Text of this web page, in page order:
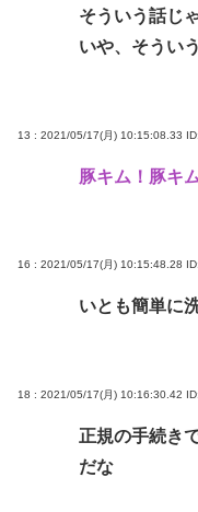
そういう話じ
いや、そうい
13 : 2021/05/17(月) 10:15:08.33
豚キム！豚キ
16 : 2021/05/17(月) 10:15:48.28
いとも簡単に
18 : 2021/05/17(月) 10:16:30.42
正規の手続き
だな